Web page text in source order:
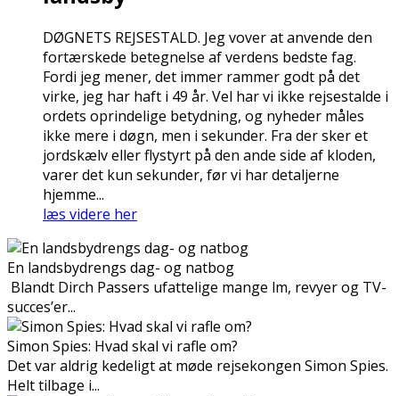
DØGNETS REJSESTALD. Jeg vover at anvende den
fortærskede betegnelse af verdens bedste fag.
Fordi jeg mener, det immer rammer godt på det
virke, jeg har haft i 49 år. Vel har vi ikke rejsestalde i
ordets oprindelige betydning, og nyheder måles
ikke mere i døgn, men i sekunder. Fra der sker et
jordskælv eller flystyrt på den ande side af kloden,
varer det kun sekunder, før vi har detaljerne
hjemme...
læs videre her
En landsbydrengs dag- og natbog
Blandt Dirch Passers ufattelige mange film, revyer og TV-
succes’er...
Simon Spies: Hvad skal vi rafle om?
Det var aldrig kedeligt at møde rejsekongen Simon Spies.
Helt tilbage i...